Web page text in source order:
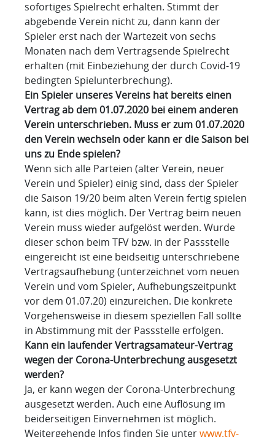
sofortiges Spielrecht erhalten. Stimmt der
abgebende Verein nicht zu, dann kann der
Spieler erst nach der Wartezeit von sechs
Monaten nach dem Vertragsende Spielrecht
erhalten (mit Einbeziehung der durch Covid-19
bedingten Spielunterbrechung).
Ein Spieler unseres Vereins hat bereits einen
Vertrag ab dem 01.07.2020 bei einem anderen
Verein unterschrieben. Muss er zum 01.07.2020
den Verein wechseln oder kann er die Saison bei
uns zu Ende spielen?
Wenn sich alle Parteien (alter Verein, neuer
Verein und Spieler) einig sind, dass der Spieler
die Saison 19/20 beim alten Verein fertig spielen
kann, ist dies möglich. Der Vertrag beim neuen
Verein muss wieder aufgelöst werden. Wurde
dieser schon beim TFV bzw. in der Passstelle
eingereicht ist eine beidseitig unterschriebene
Vertragsaufhebung (unterzeichnet vom neuen
Verein und vom Spieler, Aufhebungszeitpunkt
vor dem 01.07.20) einzureichen. Die konkrete
Vorgehensweise in diesem speziellen Fall sollte
in Abstimmung mit der Passstelle erfolgen.
Kann ein laufender Vertragsamateur-Vertrag
wegen der Corona-Unterbrechung ausgesetzt
werden?
Ja, er kann wegen der Corona-Unterbrechung
ausgesetzt werden. Auch eine Auflösung im
beiderseitigen Einvernehmen ist möglich.
Weitergehende Infos finden Sie unterwww.tfv-